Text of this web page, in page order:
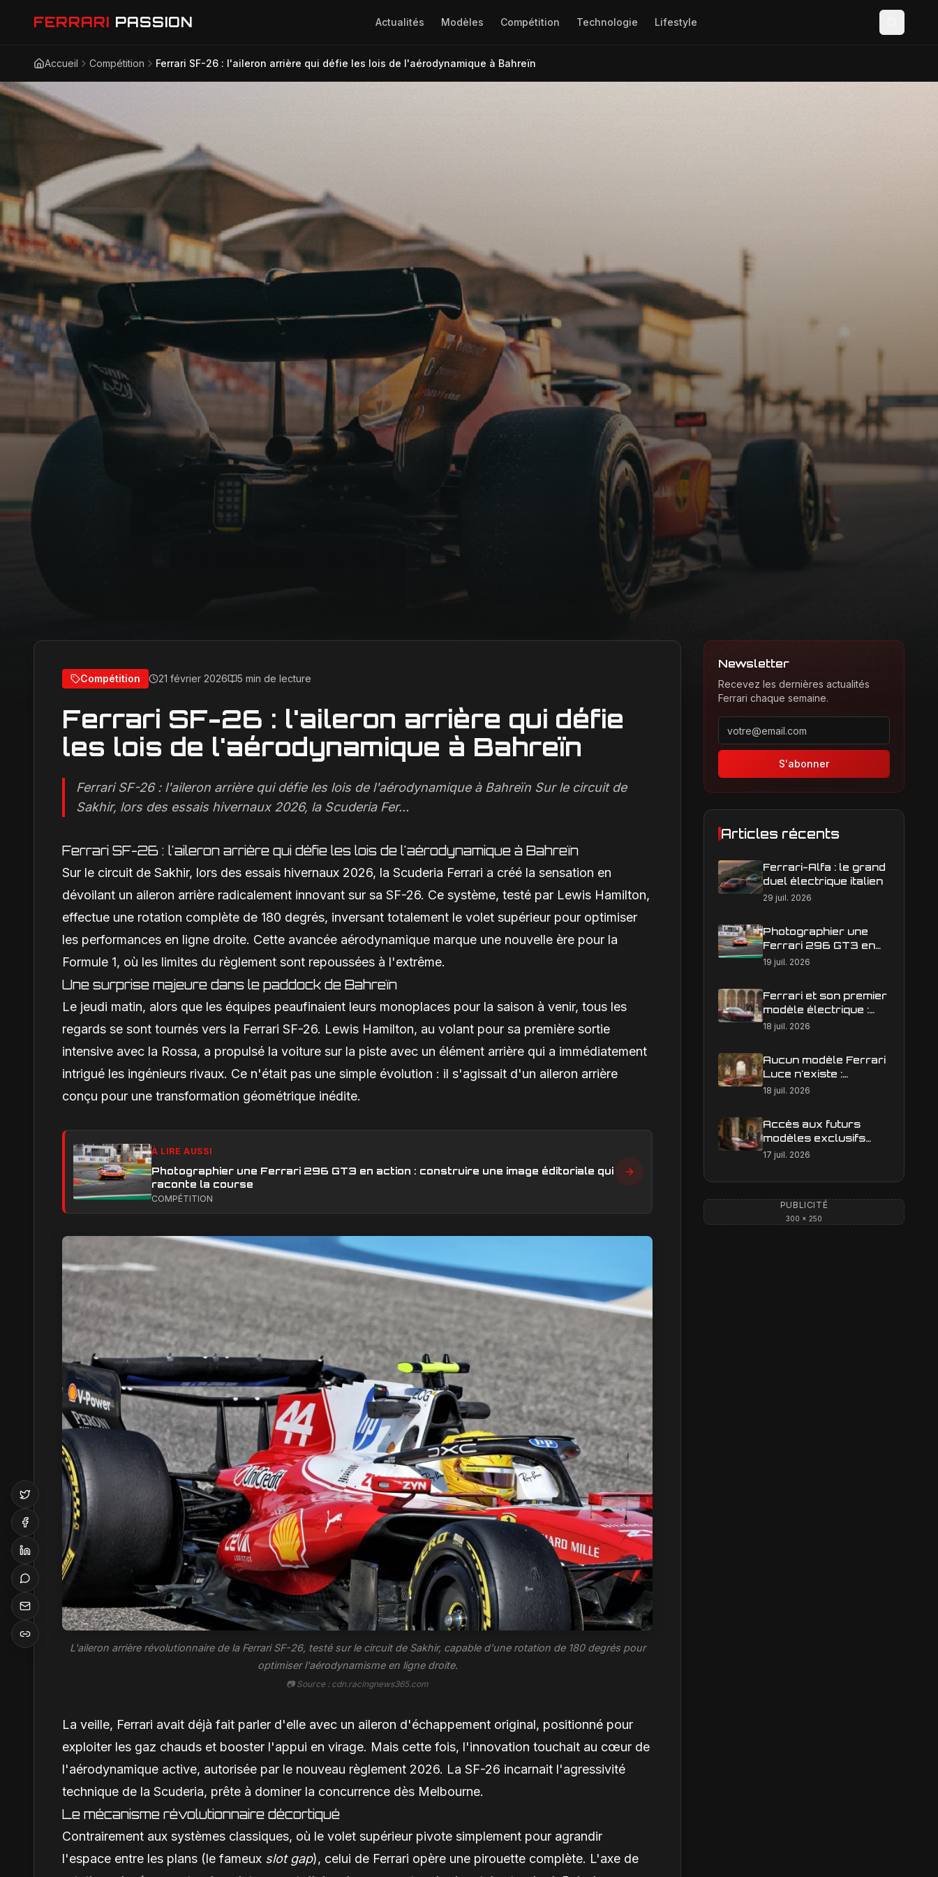
FERRARI PASSION Actualités Modèles Compétition Technologie Lifestyle
Accueil Compétition Ferrari SF-26 : l'aileron arrière qui défie les lois de l'aérodynamique à Bahreïn
Compétition 21 février 2026 5 min de lecture
Ferrari SF-26 : l'aileron arrière qui défie
les lois de l'aérodynamique à Bahreïn
Ferrari SF-26 : l'aileron arrière qui défie les lois de l'aérodynamique à Bahreïn Sur le circuit de
Sakhir, lors des essais hivernaux 2026, la Scuderia Fer...
Ferrari SF-26 : l'aileron arrière qui défie les lois de l'aérodynamique à Bahreïn
Sur le circuit de Sakhir, lors des essais hivernaux 2026, la Scuderia Ferrari a créé la sensation en
dévoilant un aileron arrière radicalement innovant sur sa SF-26. Ce système, testé par Lewis Hamilton,
effectue une rotation complète de 180 degrés, inversant totalement le volet supérieur pour optimiser
les performances en ligne droite. Cette avancée aérodynamique marque une nouvelle ère pour la
Formule 1, où les limites du règlement sont repoussées à l'extrême.
Une surprise majeure dans le paddock de Bahreïn
Le jeudi matin, alors que les équipes peaufinaient leurs monoplaces pour la saison à venir, tous les
regards se sont tournés vers la Ferrari SF-26. Lewis Hamilton, au volant pour sa première sortie
intensive avec la Rossa, a propulsé la voiture sur la piste avec un élément arrière qui a immédiatement
intrigué les ingénieurs rivaux. Ce n'était pas une simple évolution : il s'agissait d'un aileron arrière
conçu pour une transformation géométrique inédite.
À LIRE AUSSI
Photographier une Ferrari 296 GT3 en action : construire une image éditoriale qui
raconte la course
COMPÉTITION
L'aileron arrière révolutionnaire de la Ferrari SF-26, testé sur le circuit de Sakhir, capable d'une rotation de 180 degrés pour
optimiser l'aérodynamisme en ligne droite.
📷 Source : cdn.racingnews365.com
La veille, Ferrari avait déjà fait parler d'elle avec un aileron d'échappement original, positionné pour
exploiter les gaz chauds et booster l'appui en virage. Mais cette fois, l'innovation touchait au cœur de
l'aérodynamique active, autorisée par le nouveau règlement 2026. La SF-26 incarnait l'agressivité
technique de la Scuderia, prête à dominer la concurrence dès Melbourne.
Le mécanisme révolutionnaire décortiqué
Contrairement aux systèmes classiques, où le volet supérieur pivote simplement pour agrandir
l'espace entre les plans (le fameux slot gap), celui de Ferrari opère une pirouette complète. L'axe de
Newsletter
Recevez les dernières actualités
Ferrari chaque semaine.
Adresse email pour la newsletter
S'abonner
Articles récents
Ferrari-Alfa : le grand
duel électrique italien
29 juil. 2026
Photographier une
Ferrari 296 GT3 en
action : construire une
19 juil. 2026
Ferrari et son premier
modèle électrique :
calendrier de
18 juil. 2026
Aucun modèle Ferrari
Luce n'existe :
clarification sur les
18 juil. 2026
Accès aux futurs
modèles exclusifs
Ferrari : l'achat
est-il une réalité ?
17 juil. 2026
PUBLICITÉ
300 × 250